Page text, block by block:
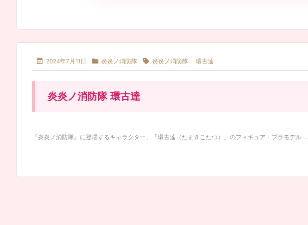
 2024年7月11日  炎炎ノ消防隊  炎炎ノ消防隊 , 環古達
炎炎ノ消防隊 環古達
『炎炎ノ消防隊』に登場するキャラクター、「環古達（たまきこたつ）」のフィギュア・プラモデル ...